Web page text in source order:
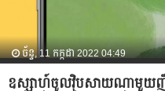
ច័ន្ទ, 11 កក្កដា 2022 04:49
ឧស្សាហ៍ចូលវ៉ិបសាយណាមួយញឹក